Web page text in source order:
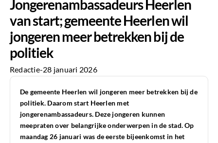
Jongerenambassadeurs Heerlen
van start; gemeente Heerlen wil
jongeren meer betrekken bij de
politiek
Redactie-28 januari 2026
De gemeente Heerlen wil jongeren meer betrekken bij de
politiek. Daarom start Heerlen met
jongerenambassadeurs. Deze jongeren kunnen
meepraten over belangrijke onderwerpen in de stad. Op
maandag 26 januari was de eerste bijeenkomst in het